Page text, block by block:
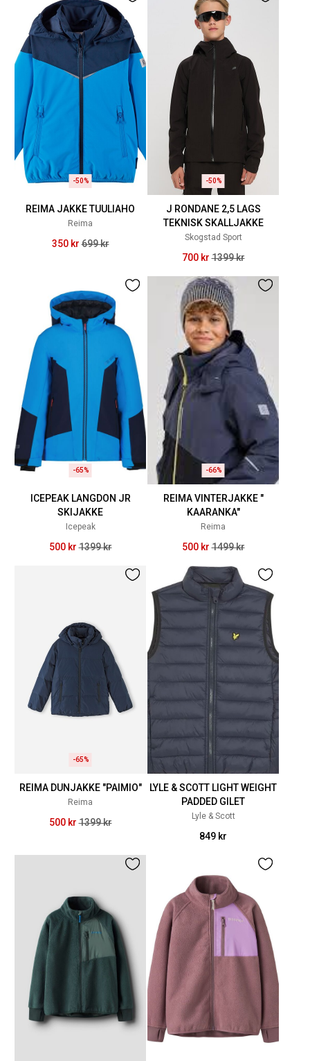
-50%
REIMA JAKKE TUULIAHO
Reima
350 kr 699 kr
-50%
J RONDANE 2,5 LAGS
TEKNISK SKALLJAKKE
Skogstad Sport
700 kr 1399 kr
-65%
ICEPEAK LANGDON JR
SKIJAKKE
Icepeak
500 kr 1399 kr
-66%
REIMA VINTERJAKKE "
KAARANKA"
Reima
500 kr 1499 kr
-65%
REIMA DUNJAKKE "PAIMIO"
Reima
500 kr 1399 kr
LYLE & SCOTT LIGHT WEIGHT
PADDED GILET
Lyle & Scott
849 kr